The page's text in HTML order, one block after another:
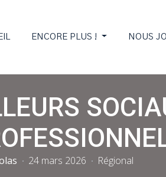
ENCORE PLUS ! NOUS
24 mars 2026 Régional